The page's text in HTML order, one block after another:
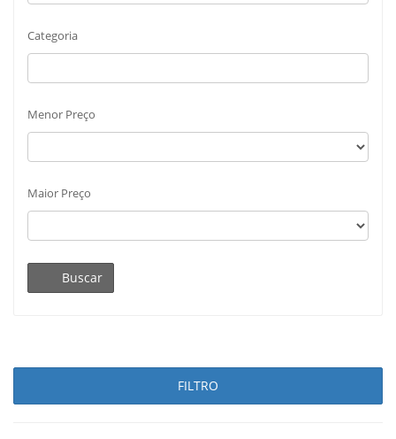
Categoria
Menor Preço
Maior Preço
Buscar
FILTRO